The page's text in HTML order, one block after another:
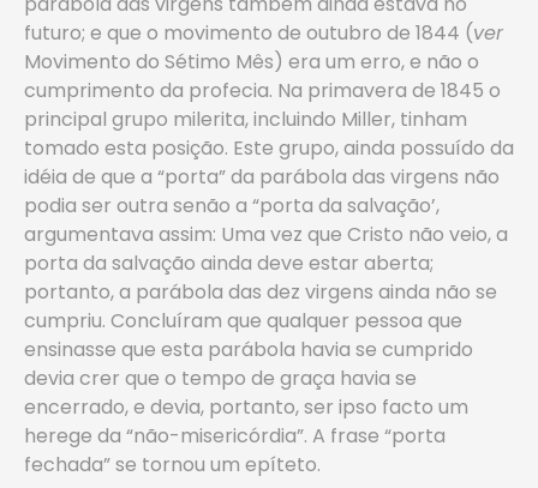
futuro; e que o movimento de outubro de 1844 (ver
Movimento do Sétimo Mês) era um erro, e não o
cumprimento da profecia. Na primavera de 1845 o
principal grupo milerita, incluindo Miller, tinham
tomado esta posição. Este grupo, ainda possuído da
idéia de que a “porta” da parábola das virgens não
podia ser outra senão a “porta da salvação’,
argumentava assim: Uma vez que Cristo não veio, a
porta da salvação ainda deve estar aberta;
portanto, a parábola das dez virgens ainda não se
cumpriu. Concluíram que qualquer pessoa que
ensinasse que esta parábola havia se cumprido
devia crer que o tempo de graça havia se
encerrado, e devia, portanto, ser ipso facto um
herege da “não-misericórdia”. A frase “porta
fechada” se tornou um epíteto.